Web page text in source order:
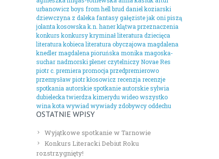
urbanowicz boys from hellbruddaniel koziarski
dziewczyna z dalekafantasygałęzistejak oni piszą
jolanta kosowskak.n. hanerklątwa przeznaczenia
konkurs konkursykryminałliteratura dziecięca
literatura kobiecaliteratura obyczajowa magdalena
knedler magdalena pioruńska monika magoska-
suchar nadmorski plener czytelniczy Novae Res
piotr c. premierapromocjaprzedpremierowo
przemysław piotr kłosowicz recenzja recenzje
spotkania autorskiespotkanie autorskiesylwia
dubieleckatwierdza kimeryduwideowszystko
wina kotawywiadwywiady zdobywcy oddechu
OSTATNIE WPISY
Wyjątkowe spotkanie w Tarnowie
Konkurs Literacki Debiut Roku
rozstrzygnięty!